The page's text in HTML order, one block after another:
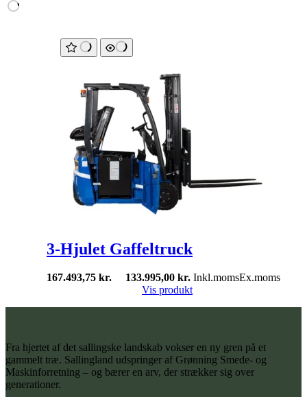
3-Hjulet Gaffeltruck
167.493,75 kr. 133.995,00 kr. Inkl.momsEx.moms
Vis produkt
Fra hjertet af det sallingske landskab vokser en ny gren på et
gammelt træ. Sallingland udspringer af Grønning Smede- og
Maskinforretning – og bærer en arv, der strækker sig over
generationer.